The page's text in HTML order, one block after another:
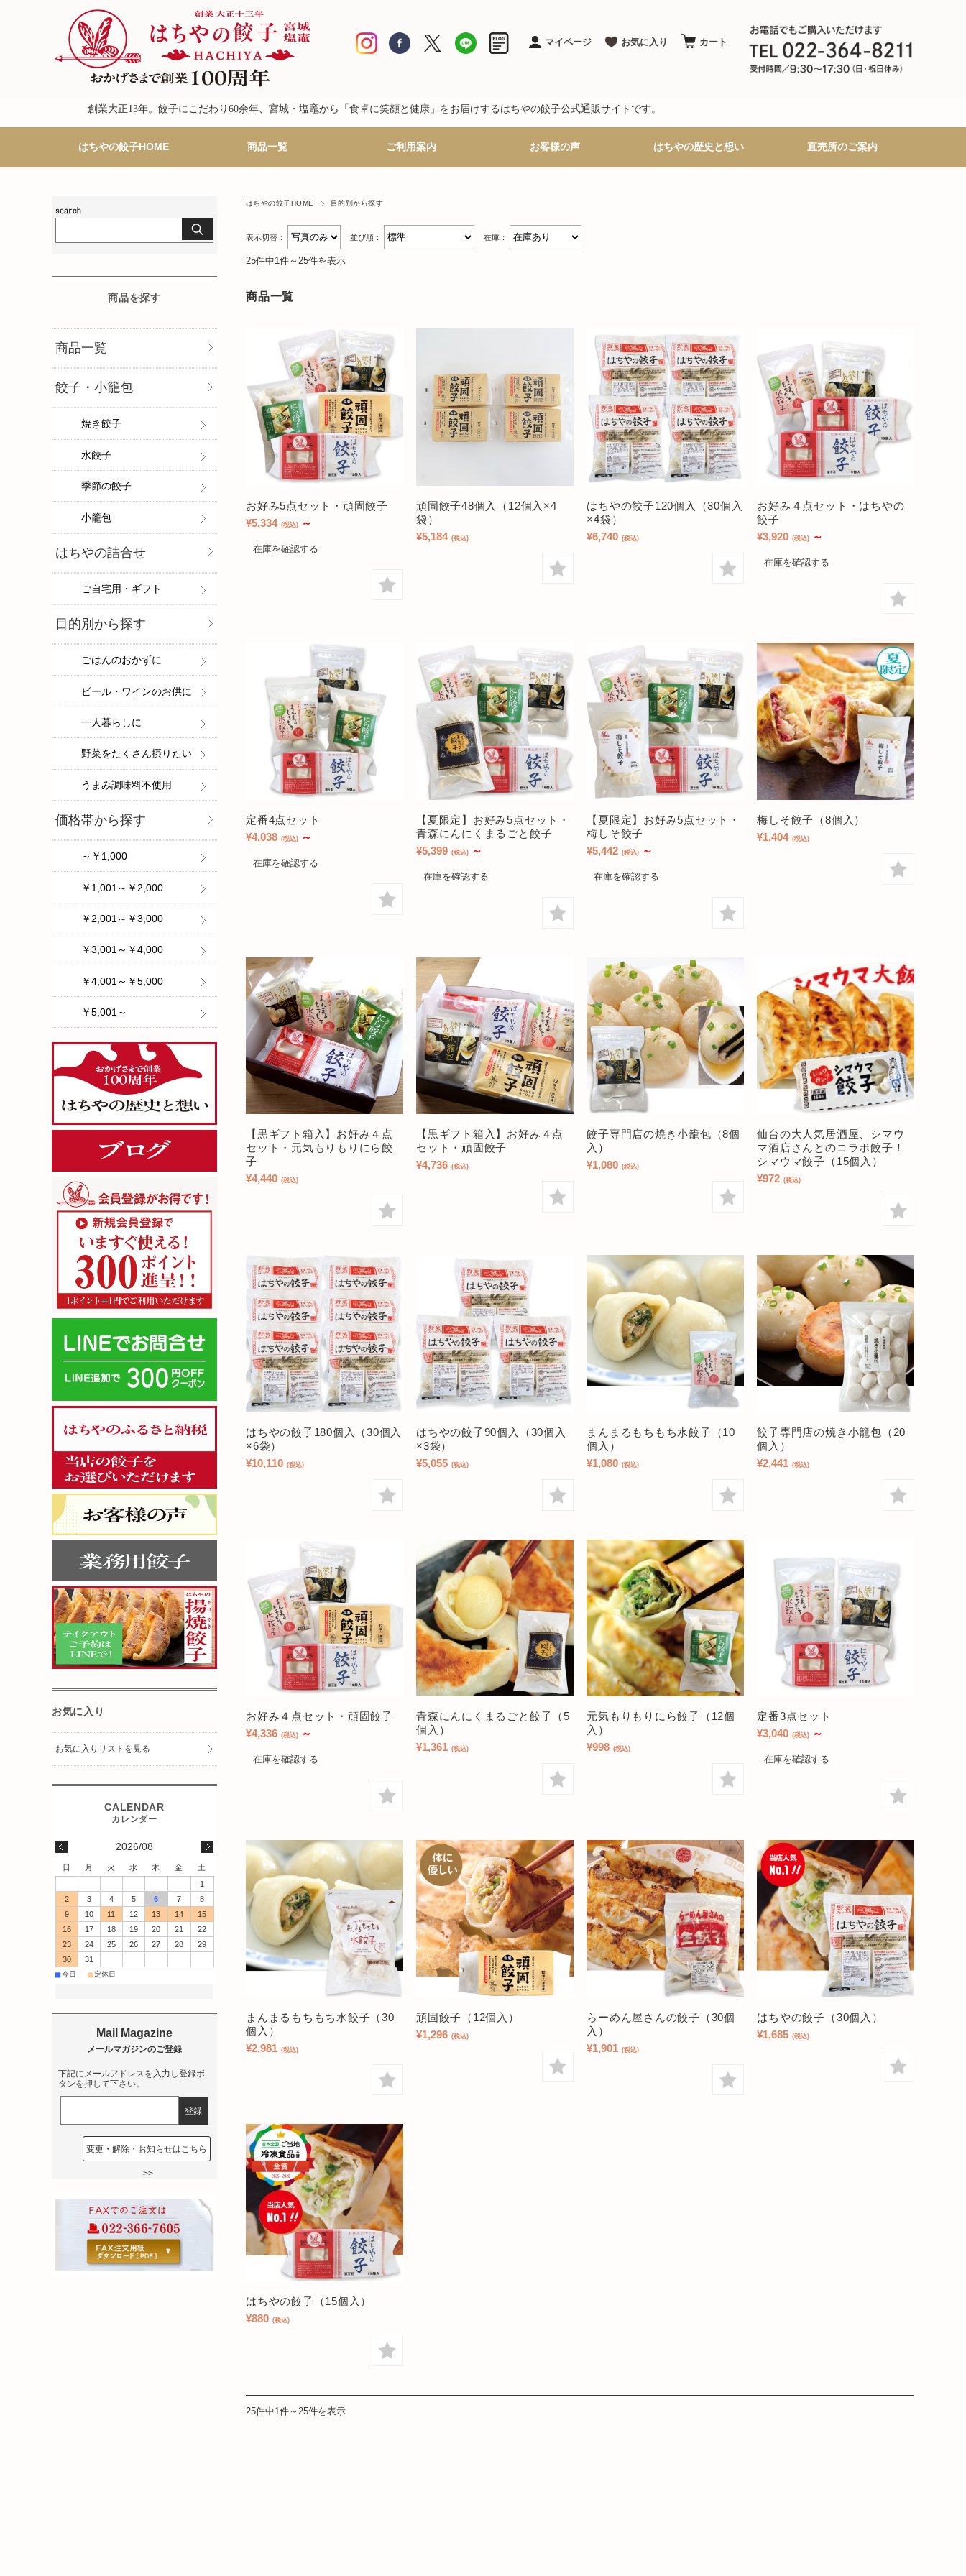
マイページ お気に入り カート
創業大正13年。餃子にこだわり60余年、宮城・塩竈から「食卓に笑顔と健康」をお届けするはちやの餃子公式通販サイトです。
はちやの餃子HOME 商品一覧 ご利用案内 お客様の声 はちやの歴史と想い 直売所のご案内
はちやの餃子HOME 目的別から探す
表示切替： 並び順： 在庫：
25件中1件～25件を表示
商品一覧
お好み5点セット・頑固餃子
¥5,334 (税込) ～
在庫を確認する
頑固餃子48個入（12個入×4
袋）
¥5,184 (税込)
はちやの餃子120個入（30個入
×4袋）
¥6,740 (税込)
お好み４点セット・はちやの
餃子
¥3,920 (税込) ～
在庫を確認する
定番4点セット
¥4,038 (税込) ～
在庫を確認する
【夏限定】お好み5点セット・
青森にんにくまるごと餃子
¥5,399 (税込) ～
在庫を確認する
【夏限定】お好み5点セット・
梅しそ餃子
¥5,442 (税込) ～
在庫を確認する
梅しそ餃子（8個入）
¥1,404 (税込)
【黒ギフト箱入】お好み４点
セット・元気もりもりにら餃
子
¥4,440 (税込)
【黒ギフト箱入】お好み４点
セット・頑固餃子
¥4,736 (税込)
餃子専門店の焼き小籠包（8個
入）
¥1,080 (税込)
仙台の大人気居酒屋、シマウ
マ酒店さんとのコラボ餃子！
シマウマ餃子（15個入）
¥972 (税込)
はちやの餃子180個入（30個入
×6袋）
¥10,110 (税込)
はちやの餃子90個入（30個入
×3袋）
¥5,055 (税込)
まんまるもちもち水餃子（10
個入）
¥1,080 (税込)
餃子専門店の焼き小籠包（20
個入）
¥2,441 (税込)
お好み４点セット・頑固餃子
¥4,336 (税込) ～
在庫を確認する
青森にんにくまるごと餃子（5
個入）
¥1,361 (税込)
元気もりもりにら餃子（12個
入）
¥998 (税込)
定番3点セット
¥3,040 (税込) ～
在庫を確認する
まんまるもちもち水餃子（30
個入）
¥2,981 (税込)
頑固餃子（12個入）
¥1,296 (税込)
らーめん屋さんの餃子（30個
入）
¥1,901 (税込)
はちやの餃子（30個入）
¥1,685 (税込)
はちやの餃子（15個入）
¥880 (税込)
25件中1件～25件を表示
商品を探す
商品一覧
餃子・小籠包
焼き餃子
水餃子
季節の餃子
小籠包
はちやの詰合せ
ご自宅用・ギフト
目的別から探す
ごはんのおかずに
ビール・ワインのお供に
一人暮らしに
野菜をたくさん摂りたい
うまみ調味料不使用
価格帯から探す
～￥1,000
￥1,001～￥2,000
￥2,001～￥3,000
￥3,001～￥4,000
￥4,001～￥5,000
￥5,001～
お気に入り
お気に入りリストを見る
2026/08
日 月 火 水 木 金
土
1
2
3 4 5 6 7
8
9
10 11 12 13 14
15
16
17 18 19 20 21
22
23
24 25 26 27 28
29
30
31
■ 今日 ■ 定休日
下記にメールアドレスを入力し登録ボ
タンを押して下さい。
変更・解除・お知らせはこちら